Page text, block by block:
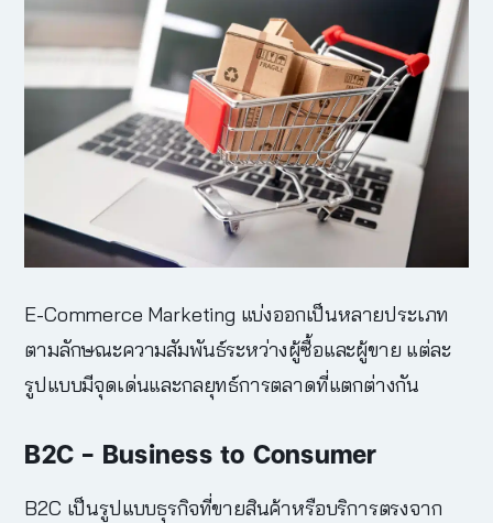
E-Commerce Marketing แบ่งออกเป็นหลายประเภท
ตามลักษณะความสัมพันธ์ระหว่างผู้ซื้อและผู้ขาย แต่ละ
รูปแบบมีจุดเด่นและกลยุทธ์การตลาดที่แตกต่างกัน
B2C – Business to Consumer
B2C เป็นรูปแบบธุรกิจที่ขายสินค้าหรือบริการตรงจาก